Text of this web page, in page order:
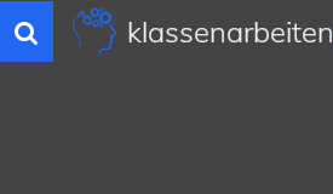
Toggle
navigation
klassenarbeiten